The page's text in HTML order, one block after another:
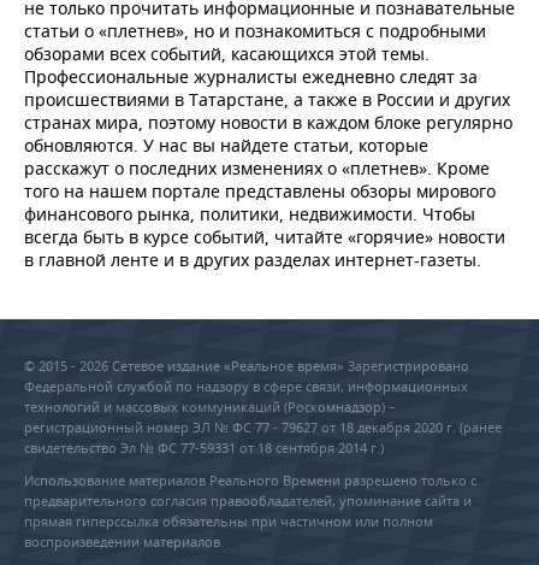
не только прочитать информационные и познавательные
статьи о «плетнев», но и познакомиться с подробными
обзорами всех событий, касающихся этой темы.
Профессиональные журналисты ежедневно следят за
происшествиями в Татарстане, а также в России и других
странах мира, поэтому новости в каждом блоке регулярно
обновляются. У нас вы найдете статьи, которые
расскажут о последних изменениях о «плетнев». Кроме
того на нашем портале представлены обзоры мирового
финансового рынка, политики, недвижимости. Чтобы
всегда быть в курсе событий, читайте «горячие» новости
в главной ленте и в других разделах интернет-газеты.
© 2015 - 2026 Сетевое издание «Реальное время» Зарегистрировано
Федеральной службой по надзору в сфере связи, информационных
технологий и массовых коммуникаций (Роскомнадзор) –
регистрационный номер ЭЛ № ФС 77 - 79627 от 18 декабря 2020 г. (ранее
свидетельство Эл № ФС 77-59331 от 18 сентября 2014 г.)
Использование материалов Реального Времени разрешено только с
предварительного согласия правообладателей, упоминание сайта и
прямая гиперссылка обязательны при частичном или полном
воспроизведении материалов.